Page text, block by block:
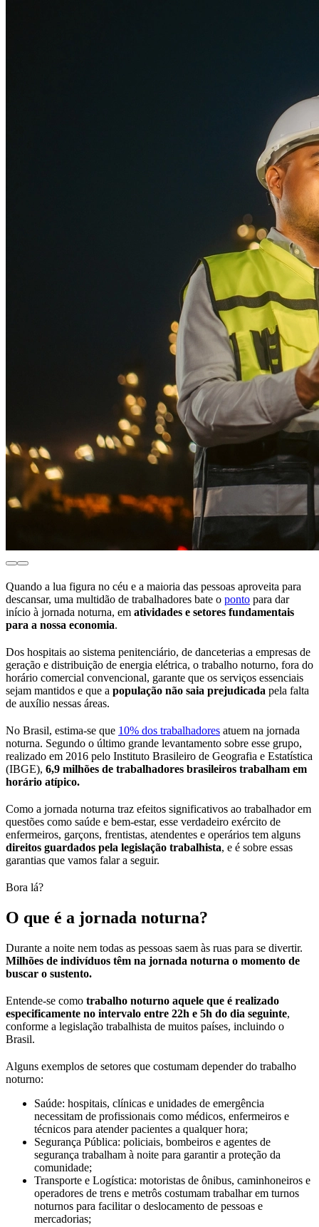
Quando a lua figura no céu e a maioria das pessoas aproveita para
descansar, uma multidão de trabalhadores bate o ponto para dar
início à jornada noturna, em atividades e setores fundamentais
para a nossa economia.
Dos hospitais ao sistema penitenciário, de danceterias a empresas de
geração e distribuição de energia elétrica, o trabalho noturno, fora do
horário comercial convencional, garante que os serviços essenciais
sejam mantidos e que a população não saia prejudicada pela falta
de auxílio nessas áreas.
No Brasil, estima-se que 10% dos trabalhadores atuem na jornada
noturna. Segundo o último grande levantamento sobre esse grupo,
realizado em 2016 pelo Instituto Brasileiro de Geografia e Estatística
(IBGE), 6,9 milhões de trabalhadores brasileiros trabalham em
horário atípico.
Como a jornada noturna traz efeitos significativos ao trabalhador em
questões como saúde e bem-estar, esse verdadeiro exército de
enfermeiros, garçons, frentistas, atendentes e operários tem alguns
direitos guardados pela legislação trabalhista, e é sobre essas
garantias que vamos falar a seguir.
Bora lá?
O que é a jornada noturna?
Durante a noite nem todas as pessoas saem às ruas para se divertir.
Milhões de indivíduos têm na jornada noturna o momento de
buscar o sustento.
Entende-se como trabalho noturno aquele que é realizado
especificamente no intervalo entre 22h e 5h do dia seguinte,
conforme a legislação trabalhista de muitos países, incluindo o
Brasil.
Alguns exemplos de setores que costumam depender do trabalho
noturno:
Saúde: hospitais, clínicas e unidades de emergência
necessitam de profissionais como médicos, enfermeiros e
técnicos para atender pacientes a qualquer hora;
Segurança Pública: policiais, bombeiros e agentes de
segurança trabalham à noite para garantir a proteção da
comunidade;
Transporte e Logística: motoristas de ônibus, caminhoneiros e
operadores de trens e metrôs costumam trabalhar em turnos
noturnos para facilitar o deslocamento de pessoas e
mercadorias;